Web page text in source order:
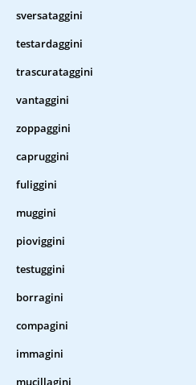
sversataggini
testardaggini
trascurataggini
vantaggini
zoppaggini
capruggini
fuliggini
muggini
pioviggini
testuggini
borragini
compagini
immagini
mucillagini